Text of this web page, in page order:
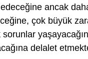
ancak daha
çok büyük
delalet